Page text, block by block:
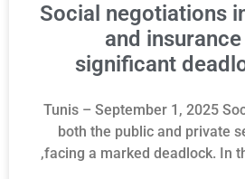
Social negotiations
and
significant
Tunis – September 1, 2025
both the public and private
facing a marked deadlock. In